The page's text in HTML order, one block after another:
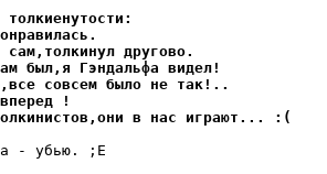
сам,толкинyл дpyгово.
был,я Гэндальфа видел!
совсем было не так!..
!
в нас игpают... :(
- убью. ;Е